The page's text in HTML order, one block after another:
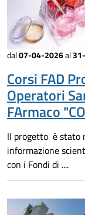
dal07-04-2026al
Corsi FAD
Operatori
FArmaco
Il progetto è stato
informazione
con i Fondi di ....